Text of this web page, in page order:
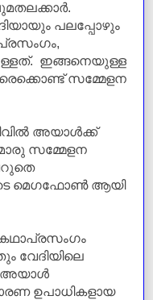
പലപ്പോഴും
ഇങ്ങനെയുള്ള
ക്കൊണ്ട് സമ്മേളന
അയാള്‍ക്ക്‌
സമ്മേളന
മെഗഫോണ്‍ ആയി
കഥാപ്രസംഗം
വേദിയിലെ
അയാള്‍
ഉപാധികളായ